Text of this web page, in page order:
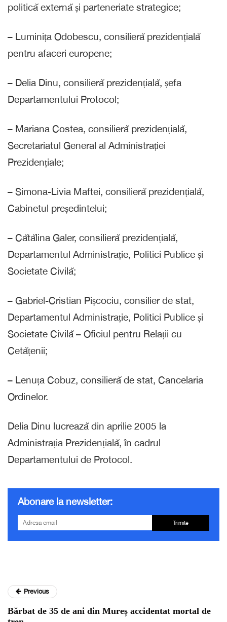
politică externă și parteneriate strategice;
– Luminița Odobescu, consilieră prezidențială
pentru afaceri europene;
– Delia Dinu, consilieră prezidențială, șefa
Departamentului Protocol;
– Mariana Costea, consilieră prezidențială,
Secretariatul General al Administrației
Prezidențiale;
– Simona-Livia Maftei, consilieră prezidențială,
Cabinetul președintelui;
– Cătălina Galer, consilieră prezidențială,
Departamentul Administrație, Politici Publice și
Societate Civilă;
– Gabriel-Cristian Pișcociu, consilier de stat,
Departamentul Administrație, Politici Publice și
Societate Civilă – Oficiul pentru Relații cu
Cetățenii;
– Lenuța Cobuz, consilieră de stat, Cancelaria
Ordinelor.
Delia Dinu lucrează din aprilie 2005 la
Administrația Prezidențială, în cadrul
Departamentului de Protocol.
Abonare la newsletter:
Trimite
Previous
Bărbat de 35 de ani din Mureș accidentat mortal de